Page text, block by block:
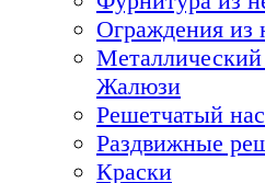
Ограждения из
Жалюзи
Решетчатый
Раздвижные
Краски